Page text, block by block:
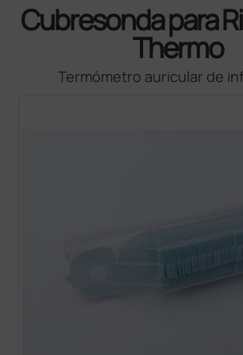
Cubresonda para
Thermo
Termómetro auricular de